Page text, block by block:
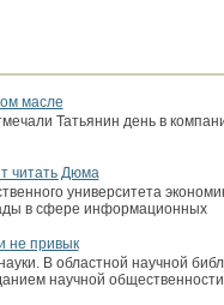
масле
Татьянин день в
читать Дюма
университета
в сфере информационных
не привык
В областной научной
научной